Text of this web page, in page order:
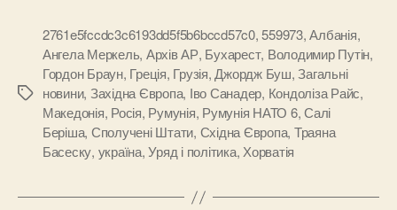
Позначки
2761e5fccdc3c6193dd5f5b6bccd57c0,559973,Албанія,
Ангела Меркель, Архів АР, Бухарест, Володимир Путін,
Гордон Браун, Греція, Грузія,Джордж Буш,Загальні
новини, Західна Європа, Іво Санадер, Кондоліза Райс,
Македонія, Росія, Румунія, Румунія НАТО 6,Салі
Беріша, Сполучені Штати, Східна Європа, Траяна
Басеску, україна,Уряд і політика,Хорватія